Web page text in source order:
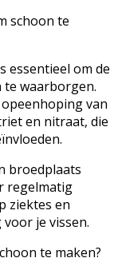
schoon te
essentieel om de
te waarborgen.
van
en nitraat, die
broedplaats
regelmatig
ziektes en
je vissen.
te maken?